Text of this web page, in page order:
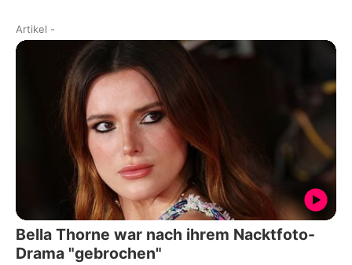
Artikel -
Bella Thorne war nach ihrem Nacktfoto-
Drama "gebrochen"